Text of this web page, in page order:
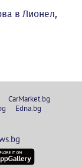
в Лионел,
CarMarket.bg
Edna.bg